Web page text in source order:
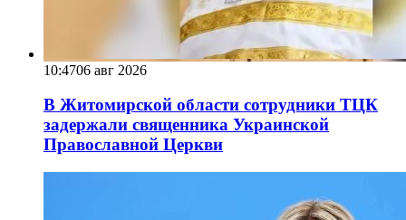
10:4706 авг 2026
В Житомирской области сотрудники ТЦК
задержали священника Украинской
Православной Церкви